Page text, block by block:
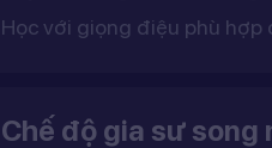
Học với giọng điệu phù hợp
Chế độ gia sư song